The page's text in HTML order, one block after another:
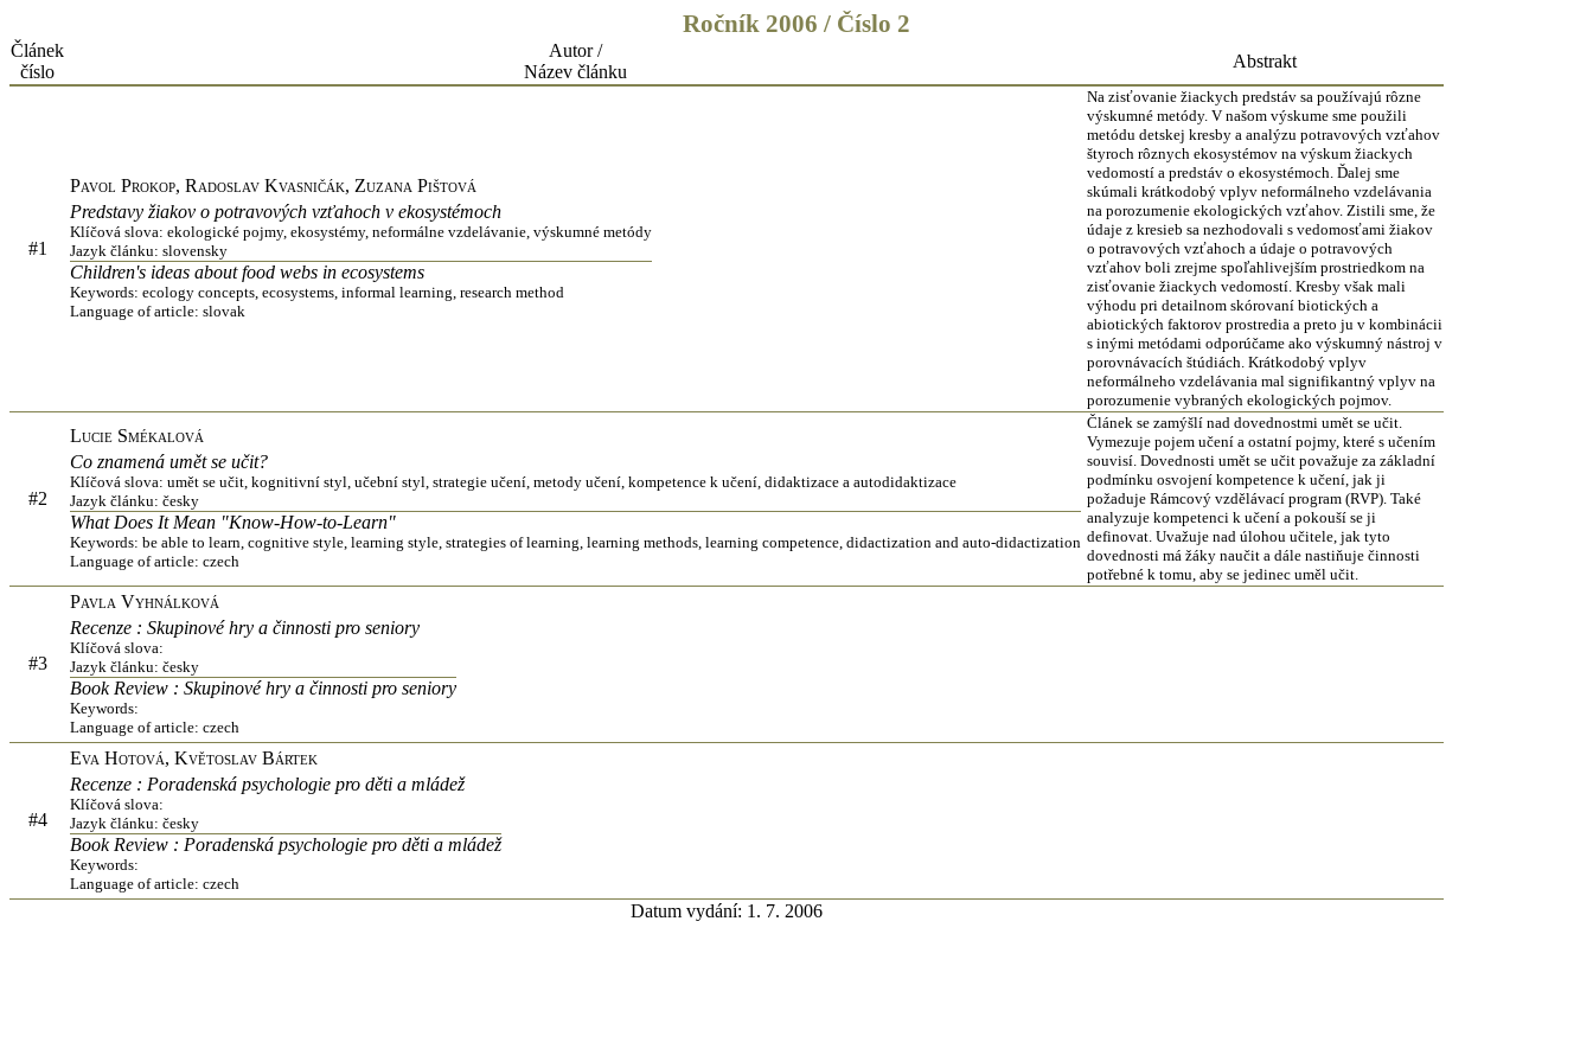
Ročník 2006 / Číslo 2
Článek
číslo
Autor /
Název článku
Abstrakt
#1
Pavol Prokop, Radoslav Kvasničák, Zuzana Pištová
Predstavy žiakov o potravových vzťahoch v ekosystémoch
Klíčová slova: ekologické pojmy, ekosystémy, neformálne vzdelávanie, výskumné metódy
Jazyk článku: slovensky
Children's ideas about food webs in ecosystems
Keywords: ecology concepts, ecosystems, informal learning, research method
Language of article: slovak
Na zisťovanie žiackych predstáv sa používajú rôzne
výskumné metódy. V našom výskume sme použili
metódu detskej kresby a analýzu potravových vzťahov
štyroch rôznych ekosystémov na výskum žiackych
vedomostí a predstáv o ekosystémoch. Ďalej sme
skúmali krátkodobý vplyv neformálneho vzdelávania
na porozumenie ekologických vzťahov. Zistili sme, že
údaje z kresieb sa nezhodovali s vedomosťami žiakov
o potravových vzťahoch a údaje o potravových
vzťahov boli zrejme spoľahlivejším prostriedkom na
zisťovanie žiackych vedomostí. Kresby však mali
výhodu pri detailnom skórovaní biotických a
abiotických faktorov prostredia a preto ju v kombinácii
s inými metódami odporúčame ako výskumný nástroj v
porovnávacích štúdiách. Krátkodobý vplyv
neformálneho vzdelávania mal signifikantný vplyv na
porozumenie vybraných ekologických pojmov.
#2
Lucie Smékalová
Co znamená umět se učit?
Klíčová slova: umět se učit, kognitivní styl, učební styl, strategie učení, metody učení, kompetence k učení, didaktizace a autodidaktizace
Jazyk článku: česky
What Does It Mean "Know-How-to-Learn"
Keywords: be able to learn, cognitive style, learning style, strategies of learning, learning methods, learning competence, didactization and auto-didactization
Language of article: czech
Článek se zamýšlí nad dovednostmi umět se učit.
Vymezuje pojem učení a ostatní pojmy, které s učením
souvisí. Dovednosti umět se učit považuje za základní
podmínku osvojení kompetence k učení, jak ji
požaduje Rámcový vzdělávací program (RVP). Také
analyzuje kompetenci k učení a pokouší se ji
definovat. Uvažuje nad úlohou učitele, jak tyto
dovednosti má žáky naučit a dále nastiňuje činnosti
potřebné k tomu, aby se jedinec uměl učit.
#3
Pavla Vyhnálková
Recenze : Skupinové hry a činnosti pro seniory
Klíčová slova:
Jazyk článku: česky
Book Review : Skupinové hry a činnosti pro seniory
Keywords:
Language of article: czech
#4
Eva Hotová, Květoslav Bártek
Recenze : Poradenská psychologie pro děti a mládež
Klíčová slova:
Jazyk článku: česky
Book Review : Poradenská psychologie pro děti a mládež
Keywords:
Language of article: czech
Datum vydání: 1. 7. 2006